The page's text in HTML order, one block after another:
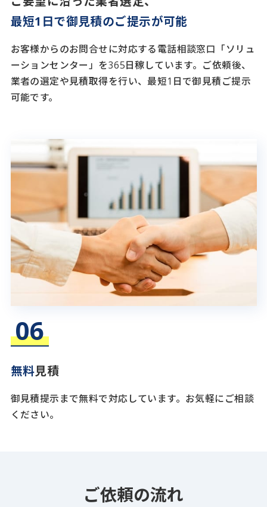
最短1日で御見積のご提示が可能
お客様からのお問合せに対応する電話相談窓口「ソリュ
ーションセンター」を365日稼しています。ご依頼後、
業者の選定や見積取得を行い、最短1日で御見積ご提示
可能です。
無料見積
御見積提示まで無料で対応しています。お気軽にご相談
ください。
ご依頼の流れ